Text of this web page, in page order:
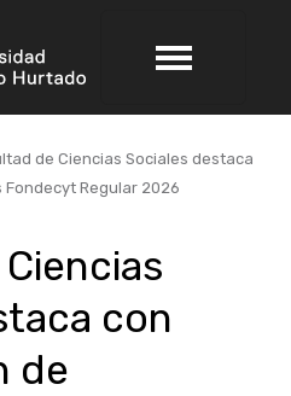
de Ciencias Sociales destaca
Regular 2026
con
de